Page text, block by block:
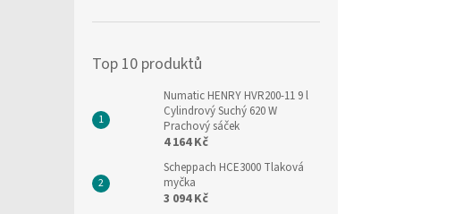
Top 10 produktů
Numatic HENRY HVR200-11 9 l
Cylindrový Suchý 620 W
Prachový sáček
4 164 Kč
Scheppach HCE3000 Tlaková
myčka
3 094 Kč